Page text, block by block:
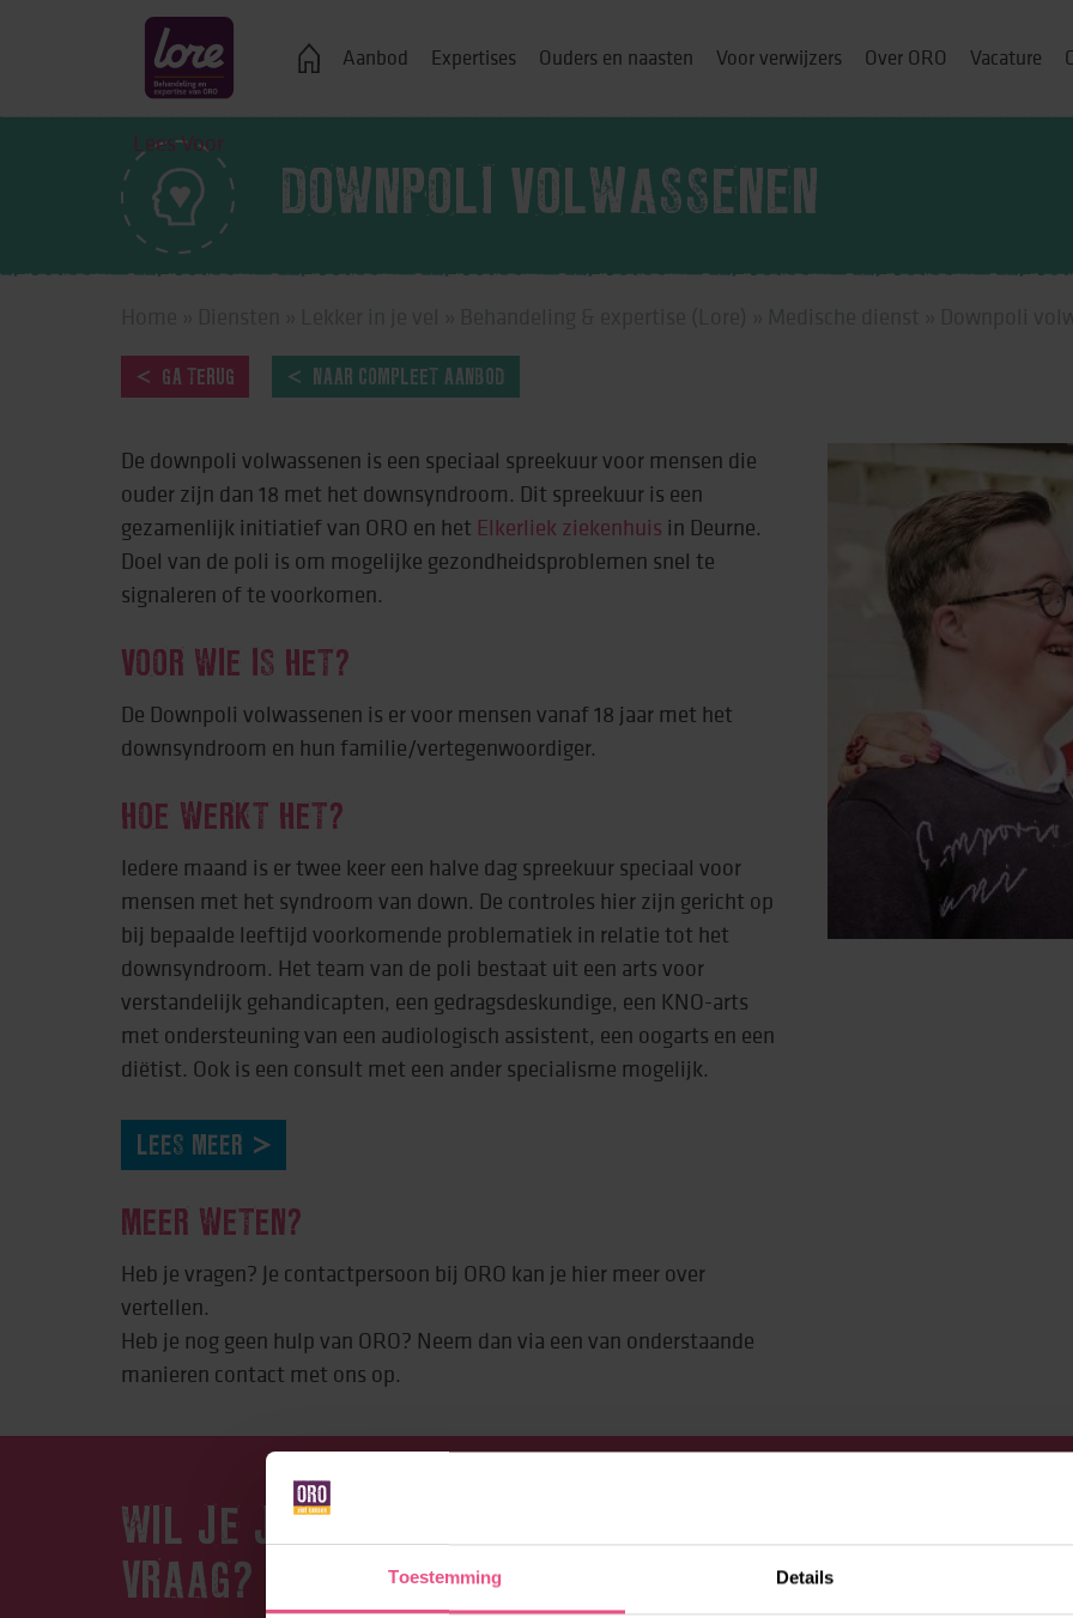
Toestemming Details
Aanbod
Ondersteuning bij jou thuis
Zelfstandig wonen
Vrije tijd
Werk & dagbesteding
Behandeling & expertise (Lore)
Expertises Ouders en naasten Voor verwijzers Over ORO Vacature
Veelgestelde vragen
DOWNPOLI VOLWASSENEN
GA TERUG NAAR COMPLEET AANBOD
De downpoli volwassenen is een speciaal spreekuur voor mensen die
ouder zijn dan 18 met het downsyndroom. Dit spreekuur is een
gezamenlijk initiatief van ORO en het Elkerliek ziekenhuis in Deurne.
Doel van de poli is om mogelijke gezondheidsproblemen snel te
signaleren of te voorkomen.
VOOR WIE IS HET?
De Downpoli volwassenen is er voor mensen vanaf 18 jaar met het
downsyndroom en hun familie/vertegenwoordiger.
HOE WERKT HET?
Iedere maand is er twee keer een halve dag spreekuur speciaal voor
mensen met het syndroom van down. De controles hier zijn gericht op
bij bepaalde leeftijd voorkomende problematiek in relatie tot het
downsyndroom. Het team van de poli bestaat uit een arts voor
verstandelijk gehandicapten, een gedragsdeskundige, een KNO-arts
met ondersteuning van een audiologisch assistent, een oogarts en een
diëtist. Ook is een consult met een ander specialisme mogelijk.
LEES MEER
MEER WETEN?
Heb je vragen? Je contactpersoon bij ORO kan je hier meer over
vertellen.
Heb je nog geen hulp van ORO? Neem dan via een van onderstaande
manieren contact met ons op.
WIL JE JE AANMELDEN OF HEB JE EEN
VRAAG?
Lees Voor